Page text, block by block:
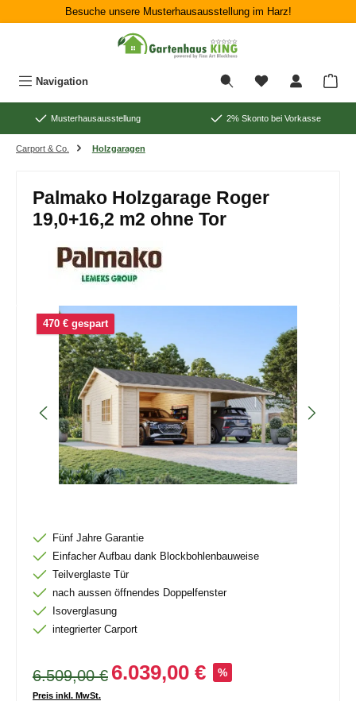
Zum Hauptinhalt springenBesuche unsere Musterhausausstellung im Harz!
Navigation
Musterhausausstellung 2% Skonto bei Vorkasse
Carport & Co. Holzgaragen
Palmako Holzgarage Roger
19,0+16,2 m2 ohne Tor
Bildergalerie überspringen
470 € gespart
Fünf Jahre Garantie
Einfacher Aufbau dank Blockbohlenbauweise
Teilverglaste Tür
nach aussen öffnendes Doppelfenster
Isoverglasung
integrierter Carport
6.509,00 € 6.039,00 € %
Preis inkl. MwSt.